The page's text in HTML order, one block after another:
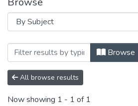
Browsing Tesis de Browse
All browse results
Now showing 1 - 1 of 1